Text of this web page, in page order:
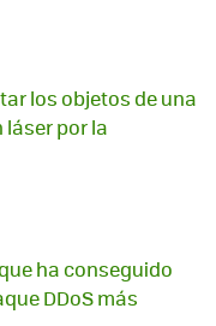
los objetos de una
por la
ha conseguido
DDoS más